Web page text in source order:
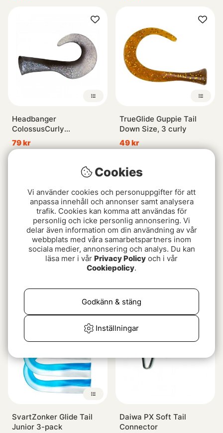
Headbanger
ColossusCurly
Replacement Tail
79 kr
TrueGlide Guppie Tail
Down Size, 3 curly
49 kr
SvartZonker Glide Tail 3-
45 kr
Westin Swim Tail 12cm
(2-pack)
55 kr
SvartZonker Glide Tail
Junior 3-pack
Daiwa PX Soft Tail
Connector
Cookies
Vi använder cookies och personuppgifter för att
anpassa innehåll och annonser samt analysera
trafik. Cookies kan komma att användas för
personlig och icke personlig annonsering. Vi
delar även information om din användning av vår
webbplats med våra samarbetspartners inom
sociala medier, annonsering och analys. Du kan
läsa mer i vår Privacy Policy och i vår
Cookiepolicy.
Inställningar
Godkänn & stäng